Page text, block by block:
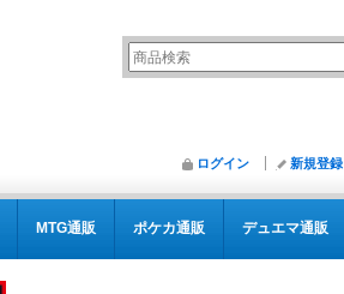
ログイン 新規登録
MTG通販 ポケカ通販 デュエマ通販